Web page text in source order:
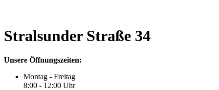
Stralsunder Straße 34
Unsere Öffnungszeiten:
Montag - Freitag
8:00 - 12:00 Uhr